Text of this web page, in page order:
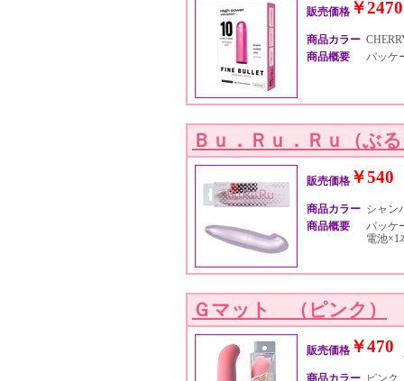
販売価格 ￥2470
商品カラー
商品概要
パッケ
Ｂｕ．Ｒｕ．Ｒｕ（ぶ
販売価格 ￥540
商品カラー シャン
商品概要
パッケ
電池×1
Ｇマット （ピンク）
販売価格 ￥470
商品カラー ピンク